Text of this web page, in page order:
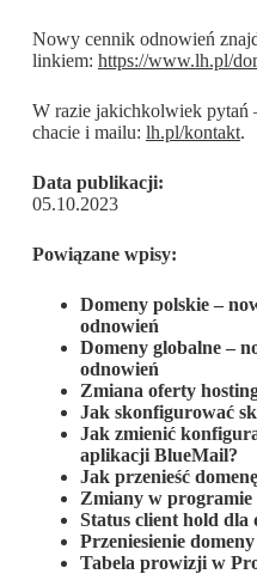
Nowy cennik odnowień
linkiem: https://www.lh.pl/
W razie jakichkolwiek pytań
chacie i mailu: lh.pl/kontakt.
Data publikacji:
05.10.2023
Powiązane wpisy:
Domeny polskie –
odnowień
Domeny globalne –
odnowień
Zmiana oferty
Jak skonfigurować
Jak zmienić
aplikacji BlueMail?
Jak przenieść
Zmiany w
Status client hold dla
Przeniesienie
Tabela prowizji w